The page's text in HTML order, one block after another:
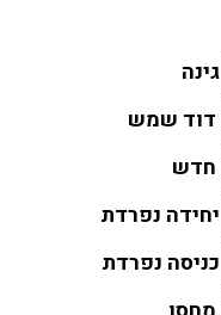
גינה
דוד שמש
חדש
יחידה נפרדת
כניסה נפרדת